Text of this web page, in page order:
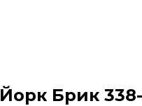
Йорк Брик